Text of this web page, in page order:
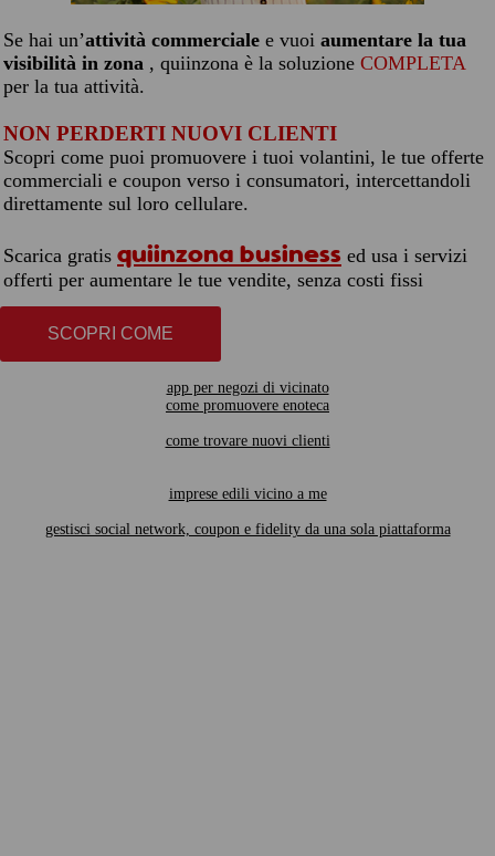
Se hai un’attività commerciale e vuoi aumentare la tua
visibilità in zona , quiinzona è la soluzione COMPLETA
per la tua attività.
NON PERDERTI NUOVI CLIENTI
Scopri come puoi promuovere i tuoi volantini, le tue offerte
commerciali e coupon verso i consumatori, intercettandoli
direttamente sul loro cellulare.
Scarica gratis quiinzona business ed usa i servizi
offerti per aumentare le tue vendite, senza costi fissi
SCOPRI COME
app per negozi di vicinato
come promuovere enoteca
come trovare nuovi clienti
imprese edili vicino a me
gestisci social network, coupon e fidelity da una sola piattaforma